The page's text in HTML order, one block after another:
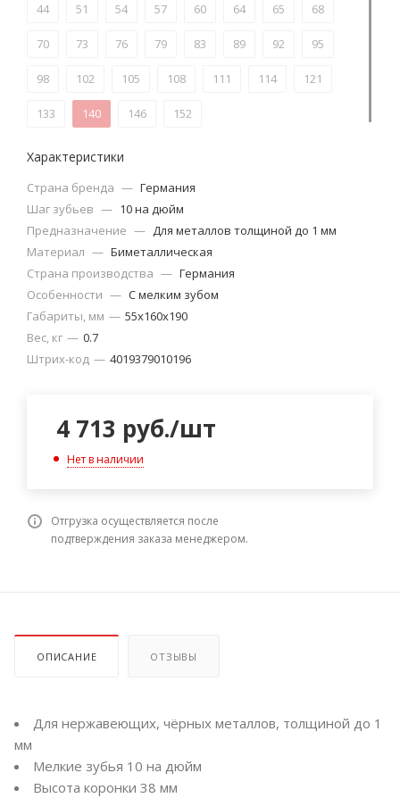
44 51 54 57 60 64 65 68
70 73 76 79 83 89 92 95
98 102 105 108 111 114 121
133 140 146 152
Характеристики
Страна бренда — Германия
Шаг зубьев — 10 на дюйм
Предназначение — Для металлов толщиной до 1 мм
Материал — Биметаллическая
Страна производства — Германия
Особенности — С мелким зубом
Габариты, мм — 55х160х190
Вес, кг — 0.7
Штрих-код — 4019379010196
4 713 руб./шт
Нет в наличии
Отгрузка осуществляется после
подтверждения заказа менеджером.
ОПИСАНИЕ ОТЗЫВЫ
Для нержавеющих, чёрных металлов, толщиной до 1
мм
Мелкие зубья 10 на дюйм
Высота коронки 38 мм